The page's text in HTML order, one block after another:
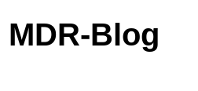
MDR-Blog